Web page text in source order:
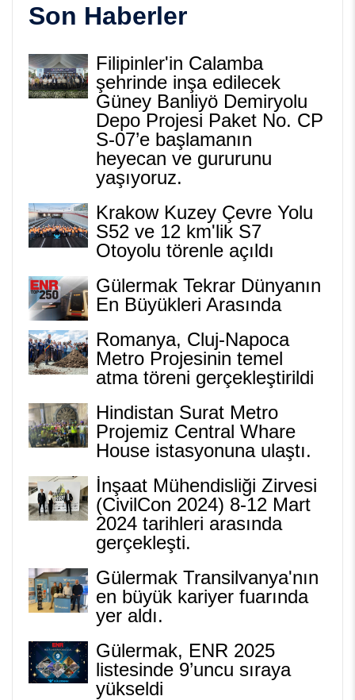
Son Haberler
Filipinler'in Calamba
şehrinde inşa edilecek
Güney Banliyö Demiryolu
Depo Projesi Paket No. CP
S-07’e başlamanın
heyecan ve gururunu
yaşıyoruz.
Krakow Kuzey Çevre Yolu
S52 ve 12 km'lik S7
Otoyolu törenle açıldı
Gülermak Tekrar Dünyanın
En Büyükleri Arasında
Romanya, Cluj-Napoca
Metro Projesinin temel
atma töreni gerçekleştirildi
Hindistan Surat Metro
Projemiz Central Whare
House istasyonuna ulaştı.
İnşaat Mühendisliği Zirvesi
(CivilCon 2024) 8-12 Mart
2024 tarihleri arasında
gerçekleşti.
Gülermak Transilvanya'nın
en büyük kariyer fuarında
yer aldı.
Gülermak, ENR 2025
listesinde 9’uncu sıraya
yükseldi